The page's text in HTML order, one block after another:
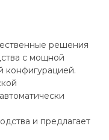
решения
с мощной
конфигурацией.
и предлагает